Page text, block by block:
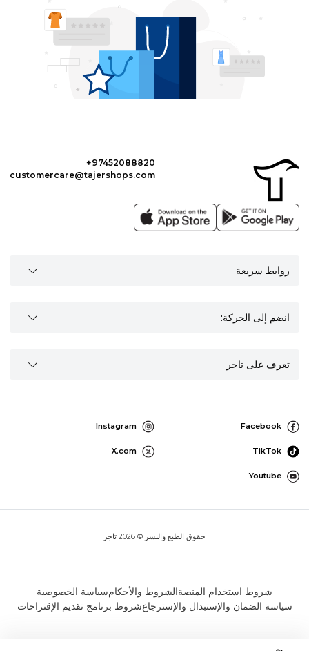
+97452088820
customercare@tajershops.com
روابط سريعة
انضم إلى الحركة:
تعرف على تاجر
Facebook
Instagram
TikTok
X.com
Youtube
حقوق الطبع والنشر © 2026 تاجر
شروط استخدام المنصةالشروط والأحكامسياسة الخصوصية
سياسة الضمان والإستبدال والإسترجاعشروط برنامج تقديم الإقتراحات